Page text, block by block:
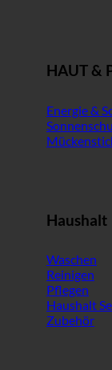
HAUT &
Energie &
Haushalt
Waschen
Reinigen
Pflegen
Haushalt
Zubehör